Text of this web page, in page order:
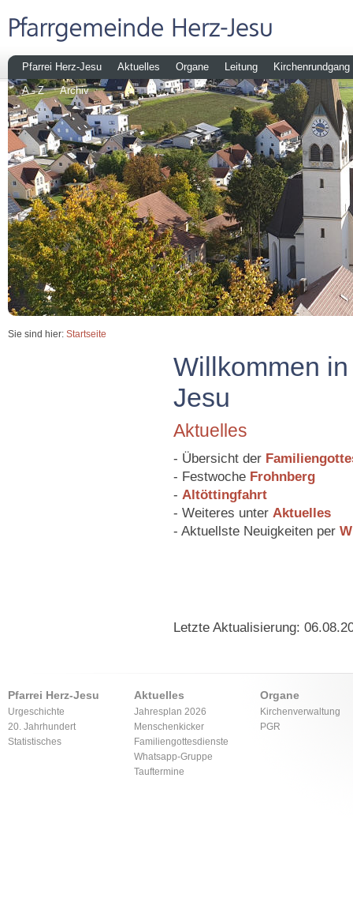
Pfarrei Herz-Jesu Aktuelles Organe Leitung
Kirchenrundgang
A - Z
Archiv
Sie sind hier: Startseite
Willkommen
Jesu
Aktuelles
- Übersicht der
- Festwoche Frohnberg
- Altöttingfahrt
- Weiteres unter Aktuelles
- Aktuellste Neuigkeiten per
Letzte Aktualisierung:
Pfarrei Herz-Jesu
Urgeschichte
20. Jahrhundert
Statistisches
Aktuelles
Jahresplan 2026
Menschenkicker
Familiengottesdienste
Whatsapp-Gruppe
Tauftermine
Organe
Kirchenverwaltung
PGR